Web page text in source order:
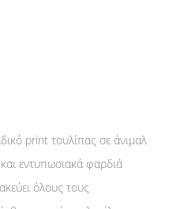
print τουλίπας σε άνιμαλ
εντυπωσιακά φαρδιά
όλους τους